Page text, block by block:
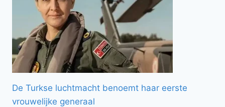
De Turkse luchtmacht benoemt haar eerste
vrouwelijke generaal